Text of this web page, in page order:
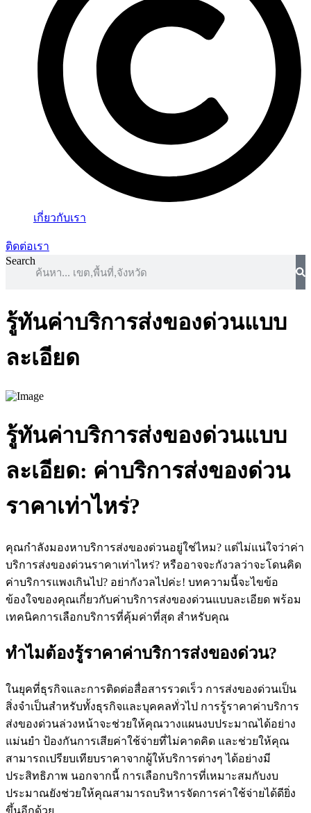
เกี่ยวกับเรา
ติดต่อเรา
Search
รู้ทันค่าบริการส่งของด่วนแบบ
ละเอียด
รู้ทันค่าบริการส่งของด่วนแบบ
ละเอียด: ค่าบริการส่งของด่วน
ราคาเท่าไหร่?
คุณกำลังมองหาบริการส่งของด่วนอยู่ใช่ไหม? แต่ไม่แน่ใจว่าค่า
บริการส่งของด่วนราคาเท่าไหร่? หรืออาจจะกังวลว่าจะโดนคิด
ค่าบริการแพงเกินไป? อย่ากังวลไปค่ะ! บทความนี้จะไขข้อ
ข้องใจของคุณเกี่ยวกับค่าบริการส่งของด่วนแบบละเอียด พร้อม
เทคนิคการเลือกบริการที่คุ้มค่าที่สุด สำหรับคุณ
ทำไมต้องรู้ราคาค่าบริการส่งของด่วน?
ในยุคที่ธุรกิจและการติดต่อสื่อสารรวดเร็ว การส่งของด่วนเป็น
สิ่งจำเป็นสำหรับทั้งธุรกิจและบุคคลทั่วไป การรู้ราคาค่าบริการ
ส่งของด่วนล่วงหน้าจะช่วยให้คุณวางแผนงบประมาณได้อย่าง
แม่นยำ ป้องกันการเสียค่าใช้จ่ายที่ไม่คาดคิด และช่วยให้คุณ
สามารถเปรียบเทียบราคาจากผู้ให้บริการต่างๆ ได้อย่างมี
ประสิทธิภาพ นอกจากนี้ การเลือกบริการที่เหมาะสมกับงบ
ประมาณยังช่วยให้คุณสามารถบริหารจัดการค่าใช้จ่ายได้ดียิ่ง
ขึ้นอีกด้วย